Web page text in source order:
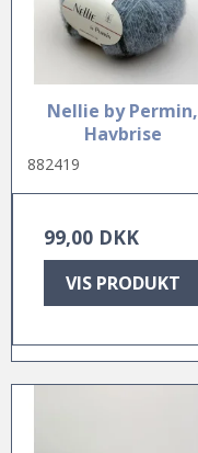
Nellie by Permin,
Havbrise
882419
99,00 DKK
VIS PRODUKT